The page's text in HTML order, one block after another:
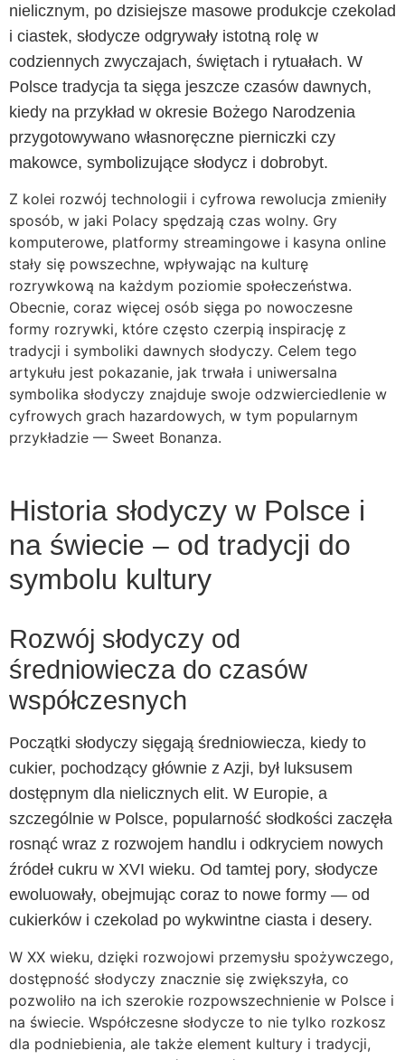
nielicznym, po dzisiejsze masowe produkcje czekolad
i ciastek, słodycze odgrywały istotną rolę w
codziennych zwyczajach, świętach i rytuałach. W
Polsce tradycja ta sięga jeszcze czasów dawnych,
kiedy na przykład w okresie Bożego Narodzenia
przygotowywano własnoręczne pierniczki czy
makowce, symbolizujące słodycz i dobrobyt.
Z kolei rozwój technologii i cyfrowa rewolucja zmieniły
sposób, w jaki Polacy spędzają czas wolny. Gry
komputerowe, platformy streamingowe i kasyna online
stały się powszechne, wpływając na kulturę
rozrywkową na każdym poziomie społeczeństwa.
Obecnie, coraz więcej osób sięga po nowoczesne
formy rozrywki, które często czerpią inspirację z
tradycji i symboliki dawnych słodyczy. Celem tego
artykułu jest pokazanie, jak trwała i uniwersalna
symbolika słodyczy znajduje swoje odzwierciedlenie w
cyfrowych grach hazardowych, w tym popularnym
przykładzie — Sweet Bonanza.
Historia słodyczy w Polsce i
na świecie – od tradycji do
symbolu kultury
Rozwój słodyczy od
średniowiecza do czasów
współczesnych
Początki słodyczy sięgają średniowiecza, kiedy to
cukier, pochodzący głównie z Azji, był luksusem
dostępnym dla nielicznych elit. W Europie, a
szczególnie w Polsce, popularność słodkości zaczęła
rosnąć wraz z rozwojem handlu i odkryciem nowych
źródeł cukru w XVI wieku. Od tamtej pory, słodycze
ewoluowały, obejmując coraz to nowe formy — od
cukierków i czekolad po wykwintne ciasta i desery.
W XX wieku, dzięki rozwojowi przemysłu spożywczego,
dostępność słodyczy znacznie się zwiększyła, co
pozwoliło na ich szerokie rozpowszechnienie w Polsce i
na świecie. Współczesne słodycze to nie tylko rozkosz
dla podniebienia, ale także element kultury i tradycji,